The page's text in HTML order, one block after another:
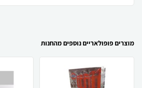
מוצרים פופולאריים נוספים מהחנות